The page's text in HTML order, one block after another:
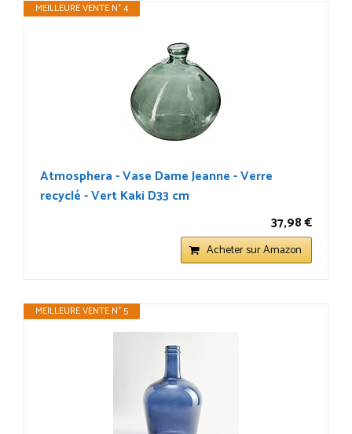
MEILLEURE VENTE N° 4
Atmosphera - Vase Dame Jeanne - Verre
recyclé - Vert Kaki D33 cm
37,98 €
Acheter sur Amazon
MEILLEURE VENTE N° 5